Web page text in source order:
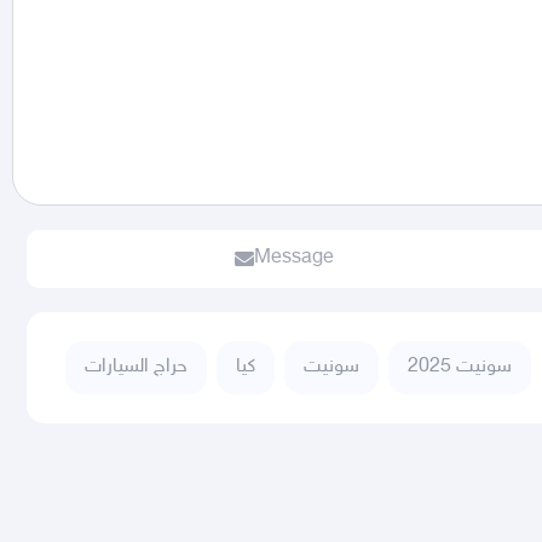
Message
حراج السيارات كيا سونيت سونيت 2025